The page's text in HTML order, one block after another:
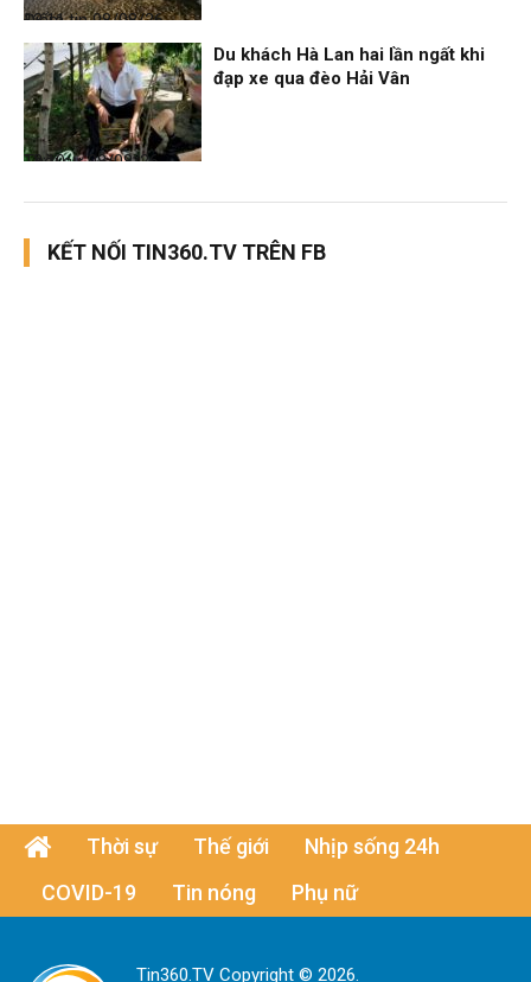
Điểm tin
08/08/26, 13:11
Thời sự
08/08/26, 13:10
Du khách Hà Lan hai lần ngất khi
đạp xe qua đèo Hải Vân
KẾT NỐI TIN360.TV TRÊN FB
Thời sự Thế giới
Nhịp sống 24h
COVID-19
Tin nóng Phụ nữ
Tin360.TV Copyright © 2026.